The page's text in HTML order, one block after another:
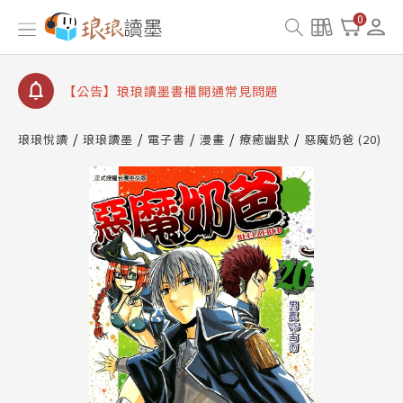
0
【公告】因 Readmoo 讀墨系統維護中，本站同步暫
停部分閱讀服務
【公告】琅琅讀墨數位閱讀資產合併與書櫃開通申請
【公告】琅琅讀墨書櫃開通常見問題
請圖文教學
【公告】因 Readmoo 讀墨系統維護中，本站同步暫
停部分閱讀服務
琅琅悅讀 琅琅讀墨 電子書 漫畫 療癒幽默 惡魔奶爸 (20)